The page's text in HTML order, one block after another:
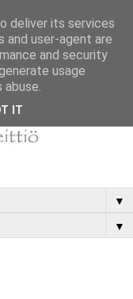
▼
▼
deliver its services
and user-agent are
and security
usage
IT